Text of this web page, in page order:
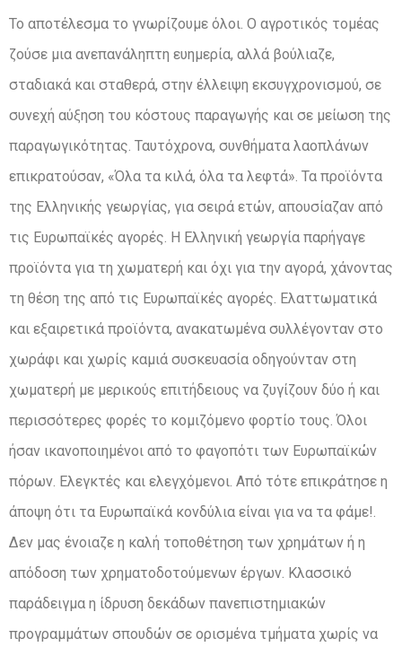
Το αποτέλεσμα το γνωρίζουμε όλοι. Ο αγροτικός τομέας
ζούσε μια ανεπανάληπτη ευημερία, αλλά βούλιαζε,
σταδιακά και σταθερά, στην έλλειψη εκσυγχρονισμού, σε
συνεχή αύξηση του κόστους παραγωγής και σε μείωση της
παραγωγικότητας. Ταυτόχρονα, συνθήματα λαοπλάνων
επικρατούσαν, «Όλα τα κιλά, όλα τα λεφτά». Τα προϊόντα
της Ελληνικής γεωργίας, για σειρά ετών, απουσίαζαν από
τις Ευρωπαϊκές αγορές. Η Ελληνική γεωργία παρήγαγε
προϊόντα για τη χωματερή και όχι για την αγορά, χάνοντας
τη θέση της από τις Ευρωπαϊκές αγορές. Ελαττωματικά
και εξαιρετικά προϊόντα, ανακατωμένα συλλέγονταν στο
χωράφι και χωρίς καμιά συσκευασία οδηγούνταν στη
χωματερή με μερικούς επιτήδειους να ζυγίζουν δύο ή και
περισσότερες φορές το κομιζόμενο φορτίο τους. Όλοι
ήσαν ικανοποιημένοι από το φαγοπότι των Ευρωπαϊκών
πόρων. Ελεγκτές και ελεγχόμενοι. Από τότε επικράτησε η
άποψη ότι τα Ευρωπαϊκά κονδύλια είναι για να τα φάμε!.
Δεν μας ένοιαζε η καλή τοποθέτηση των χρημάτων ή η
απόδοση των χρηματοδοτούμενων έργων. Κλασσικό
παράδειγμα η ίδρυση δεκάδων πανεπιστημιακών
προγραμμάτων σπουδών σε ορισμένα τμήματα χωρίς να